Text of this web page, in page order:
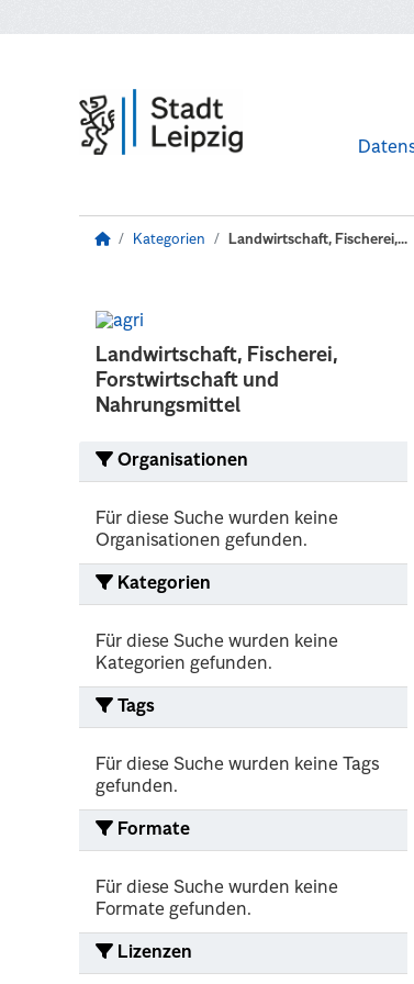
Kategorien Landwirtschaft, Fischerei,...
Landwirtschaft, Fischerei,
Forstwirtschaft und
Nahrungsmittel
Organisationen
Für diese Suche wurden keine
Organisationen gefunden.
Kategorien
Für diese Suche wurden keine
Kategorien gefunden.
Tags
Für diese Suche wurden keine Tags
gefunden.
Formate
Für diese Suche wurden keine
Formate gefunden.
Lizenzen